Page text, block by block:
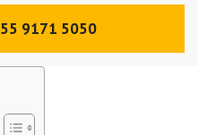
55 9171 5050